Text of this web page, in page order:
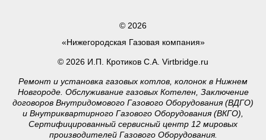
© 2026
«Нижегородская Газовая компания»
© 2026 И.П. Кротиков С.А. Virtbridge.ru
Ремонт и установка газовых котлов, колонок в Нижнем
Новгороде. Обслуживание газовых Котелен, Заключение
договоров Внутридомового Газового Оборудования (ВДГО)
и Внутриквартирного Газового Оборудования (ВКГО),
Сертифицированный сервисный центр 12 мировых
производителей Газового Оборудования.